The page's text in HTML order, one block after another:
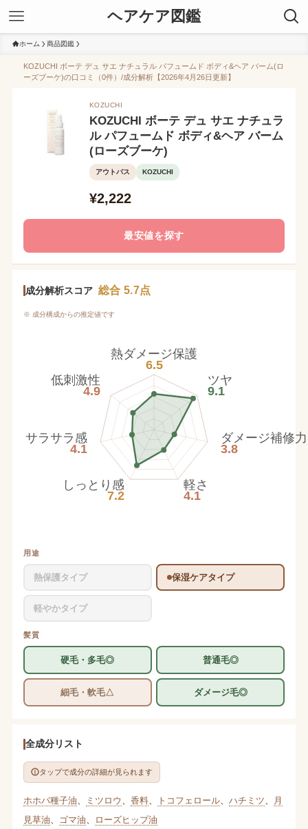
ヘアケア図鑑
ホーム 商品図鑑
KOZUCHI ボーテ デュ サエ ナチュラル パフュームド ボディ&ヘア バーム(ロ
ーズブーケ)の口コミ（0件）/成分解析【2026年4月26日更新】
KOZUCHI
KOZUCHI ボーテ デュ サエ ナチュラ
ル パフュームド ボディ&ヘア バーム
(ローズブーケ)
アウトバス KOZUCHI
¥2,222
最安値を探す
成分解析スコア 総合 5.7点
※ 成分構成からの推定値です
熱ダメージ保護
6.5
ツヤ
9.1
ダメージ補修力
3.8
軽さ
4.1
しっとり感
7.2
サラサラ感
4.1
低刺激性
4.9
用途
熱保護タイプ 保湿ケアタイプ
軽やかタイプ
髪質
硬毛・多毛◎ 普通毛◎
細毛・軟毛△ ダメージ毛◎
全成分リスト
タップで成分の詳細が見られます
ホホバ種子油 ミツロウ 香料、 トコフェロール、 ハチミツ
月
見草油
ゴマ油 ローズヒップ油